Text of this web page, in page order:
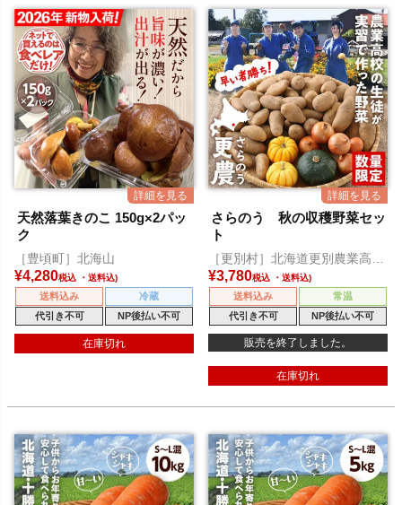
天然落葉きのこ 150g×2パッ
ク
［豊頃町］北海山
¥4,280税込
送料込み
冷蔵
代引き不可
NP後払い不可
在庫切れ
さらのう 秋の収穫野菜セッ
ト
［更別村］北海道更別農業高等
学校
¥3,780税込
送料込み
常温
代引き不可
NP後払い不可
販売を終了しました。
在庫切れ